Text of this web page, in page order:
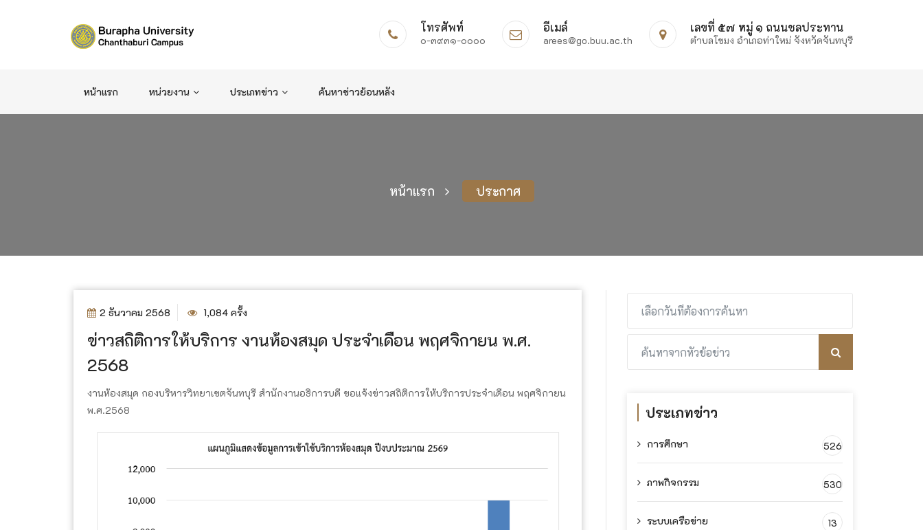
โทรศัพท์
๐-๓๙๓๑-๐๐๐๐
อีเมล์
arees@go.buu.ac.th
เลขที่ ๕๗ หมู่ ๑ ถนนชลประทาน
ตำบลโขมง อำเภอท่าใหม่ จังหวัดจันทบุรี
หน้าแรก หน่วยงาน ประเภทข่าว ค้นหาข่าวย้อนหลัง
หน้าแรก ประกาศ
2 ธันวาคม 2568 1,084 ครั้ง
ข่าวสถิติการให้บริการ งานห้องสมุด ประจำเดือน พฤศจิกายน พ.ศ.
2568
งานห้องสมุด กองบริหารวิทยาเขตจันทบุรี สำนักงานอธิการบดี ขอแจ้งข่าวสถิติการให้บริการประจำเดือน พฤศจิกายน
พ.ศ.2568
ประเภทข่าว
การศึกษา 526
ภาพกิจกรรม 530
ระบบเครือข่าย 13